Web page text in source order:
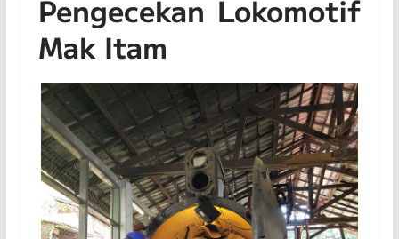
Pengecekan Lokomotif
Mak Itam